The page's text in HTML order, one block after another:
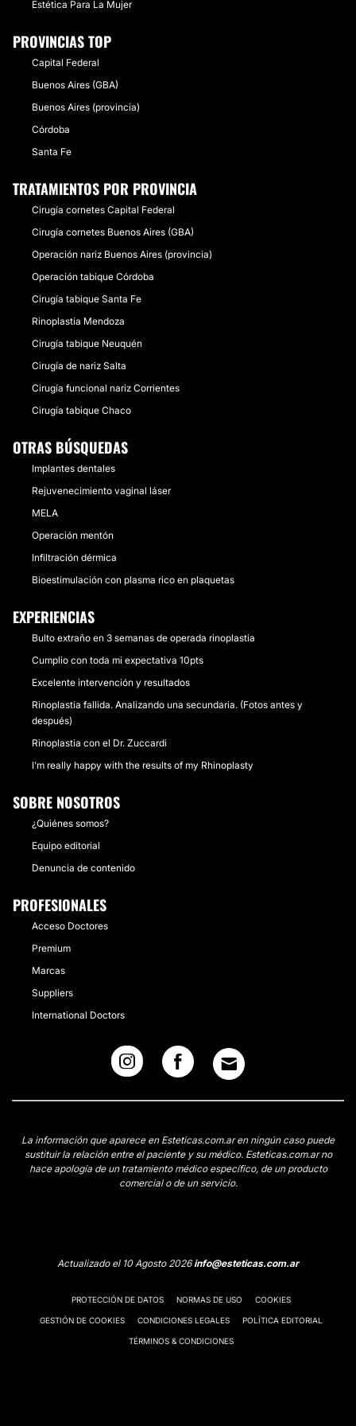
Estética Para La Mujer
PROVINCIAS TOP
Capital Federal
Buenos Aires (GBA)
Buenos Aires (provincia)
Córdoba
Santa Fe
TRATAMIENTOS POR PROVINCIA
Cirugía cornetes Capital Federal
Cirugía cornetes Buenos Aires (GBA)
Operación nariz Buenos Aires (provincia)
Operación tabique Córdoba
Cirugía tabique Santa Fe
Rinoplastia Mendoza
Cirugía tabique Neuquén
Cirugía de nariz Salta
Cirugía funcional nariz Corrientes
Cirugía tabique Chaco
OTRAS BÚSQUEDAS
Implantes dentales
Rejuvenecimiento vaginal láser
MELA
Operación mentón
Infiltración dérmica
Bioestimulación con plasma rico en plaquetas
EXPERIENCIAS
Bulto extraño en 3 semanas de operada rinoplastia
Cumplio con toda mi expectativa 10pts
Excelente intervención y resultados
Rinoplastia fallida. Analizando una secundaria. (Fotos antes y
después)
Rinoplastia con el Dr. Zuccardi
I'm really happy with the results of my Rhinoplasty
SOBRE NOSOTROS
¿Quiénes somos?
Equipo editorial
Denuncia de contenido
PROFESIONALES
Acceso Doctores
Premium
Marcas
Suppliers
International Doctors
La información que aparece en Esteticas.com.ar en ningún caso puede
sustituir la relación entre el paciente y su médico. Esteticas.com.ar no
hace apología de un tratamiento médico específico, de un producto
comercial o de un servicio.
Actualizado el 10 Agosto 2026info@esteticas.com.ar
PROTECCIÓN DE DATOS NORMAS DE USO COOKIES
GESTIÓN DE COOKIES CONDICIONES LEGALES POLÍTICA EDITORIAL
TÉRMINOS & CONDICIONES